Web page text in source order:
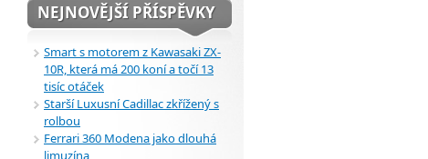
NEJNOVĚJŠÍ PŘÍSPĚVKY
Smart s motorem z Kawasaki ZX-
10R, která má 200 koní a točí 13
tisíc otáček
Starší Luxusní Cadillac zkřížený s
rolbou
Ferrari 360 Modena jako dlouhá
limuzína